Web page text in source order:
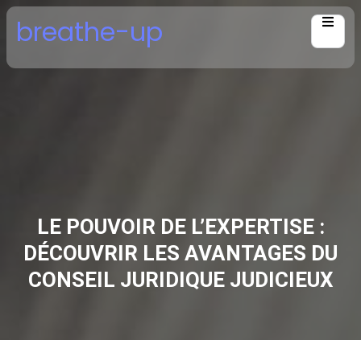
Skip
content
breathe-up
LE POUVOIR DE L’EXPERTISE :
DÉCOUVRIR LES AVANTAGES DU
CONSEIL JURIDIQUE JUDICIEUX